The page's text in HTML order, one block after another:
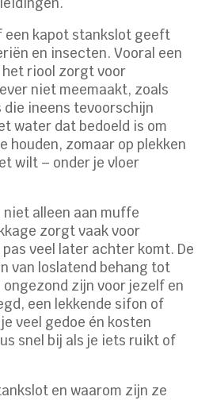
een kapot stankslot geeft
en insecten. Vooral een
riool zorgt voor
niet meemaakt, zoals
ineens tevoorschijn
water dat bedoeld is om
houden, zomaar op plekken
wilt – onder je vloer
alleen aan muffe
zorgt vaak voor
veel later achter komt. De
van loslatend behang tot
zijn voor jezelf en
een lekkende sifon of
veel gedoe én kosten
snel bij als je iets ruikt of
en waarom zijn ze